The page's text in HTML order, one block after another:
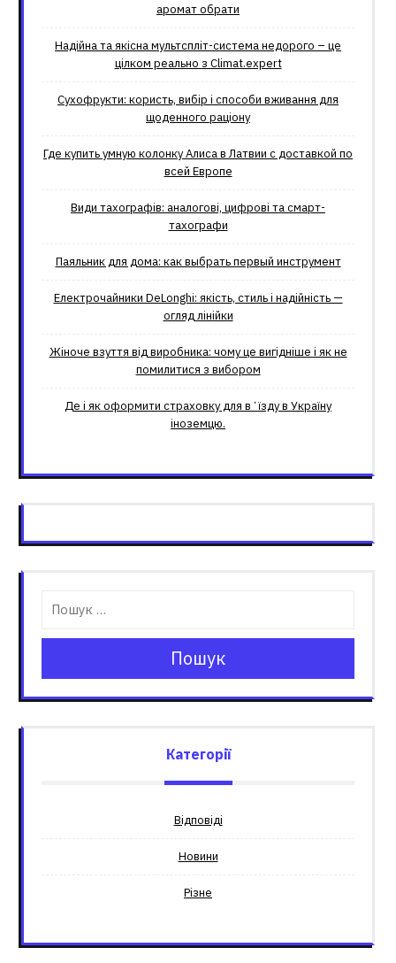
аромат обрати
Надійна та якісна мультспліт-система недорого – це
цілком реально з Climat.еxpert
Сухофрукти: користь, вибір і способи вживання для
щоденного раціону
Где купить умную колонку Алиса в Латвии с доставкой по
всей Европе
Види тахографів: аналогові, цифрові та смарт-
тахографи
Паяльник для дома: как выбрать первый инструмент
Електрочайники DeLonghi: якість, стиль і надійність —
огляд лінійки
Жіноче взуття від виробника: чому це вигідніше і як не
помилитися з вибором
Де і як оформити страховку для вʼїзду в Україну
іноземцю.
Пошук
Категорії
Відповіді
Новини
Різне